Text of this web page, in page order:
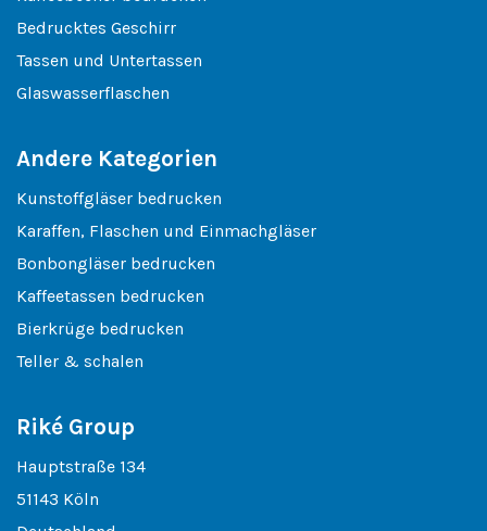
Bedrucktes Geschirr
Tassen und Untertassen
Glaswasserflaschen
Andere Kategorien
Kunstoffgläser bedrucken
Karaffen, Flaschen und Einmachgläser
Bonbongläser bedrucken
Kaffeetassen bedrucken
Bierkrüge bedrucken
Teller & schalen
Riké Group
Hauptstraße 134
51143 Köln